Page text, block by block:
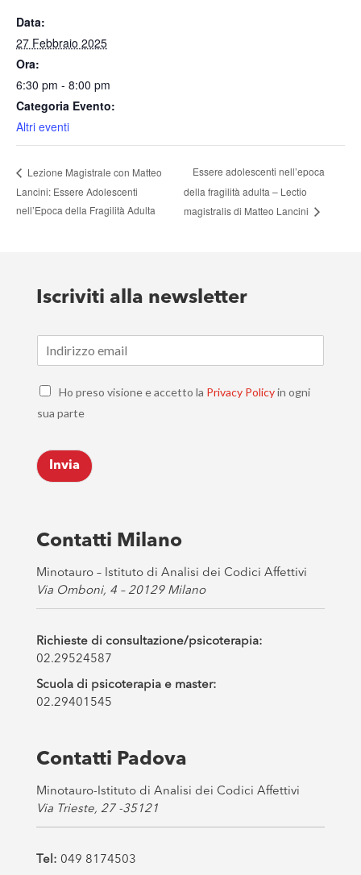
Data:
27 Febbraio 2025
Ora:
6:30 pm - 8:00 pm
Categoria Evento:
Altri eventi
Lezione Magistrale con Matteo
Lancini: Essere Adolescenti
nell’Epoca della Fragilità Adulta
Essere adolescenti nell’epoca
della fragilità adulta – Lectio
magistralis di Matteo Lancini
Iscriviti alla newsletter
m
*
C
e
k
b
o
s
*
Ho preso visione e accetto la Privacy Policyin ogni
sua parte
Invia
Contatti Milano
Minotauro – Istituto di Analisi dei Codici Affettivi
Via Omboni, 4 – 20129 Milano
Richieste di consultazione/psicoterapia:
02.29524587
Scuola di psicoterapia e master:
02.29401545
Contatti Padova
Minotauro-Istituto di Analisi dei Codici Affettivi
Via Trieste, 27 -35121
Tel: 049 8174503